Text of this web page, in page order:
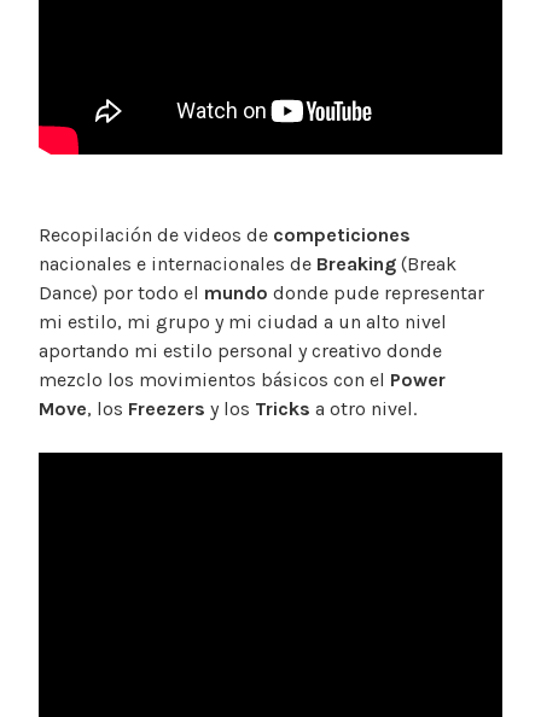
Recopilación de videos de competiciones
nacionales e internacionales de Breaking (Break
Dance) por todo el mundo donde pude representar
mi estilo, mi grupo y mi ciudad a un alto nivel
aportando mi estilo personal y creativo donde
mezclo los movimientos básicos con el Power
Move, los Freezers y los Tricks a otro nivel.